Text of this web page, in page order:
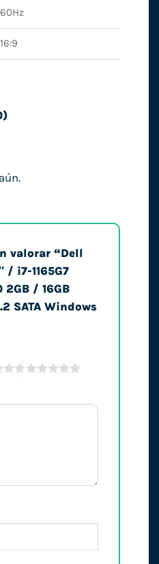
60Hz
16:9
valorar “Dell
/ i7-1165G7
2GB / 16GB
SATA Windows